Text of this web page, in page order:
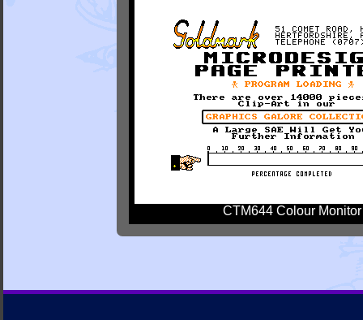
CTM644 Colour Monitor